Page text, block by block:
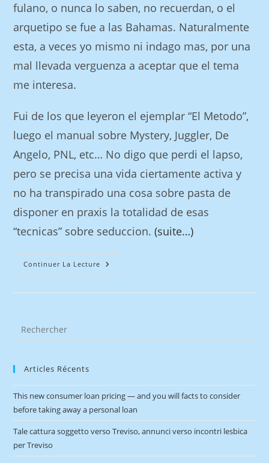
fulano, o nunca lo saben, no recuerdan, o el
arquetipo se fue a las Bahamas. Naturalmente
esta, a veces yo mismo ni indago mas, por una
mal llevada verguenza a aceptar que el tema
me interesa.
Fui de los que leyeron el ejemplar “El Metodo”,
luego el manual sobre Mystery, Juggler, De
Angelo, PNL, etc… No digo que perdi el lapso,
pero se precisa una vida ciertamente activa y
no ha transpirado una cosa sobre pasta de
disponer en praxis la totalidad de esas
“tecnicas” sobre seduccion.(suite…)
Continuer La Lecture
Articles Récents
This new consumer loan pricing — and you will facts to consider
before taking away a personal loan
Tale cattura soggetto verso Treviso, annunci verso incontri lesbica
per Treviso